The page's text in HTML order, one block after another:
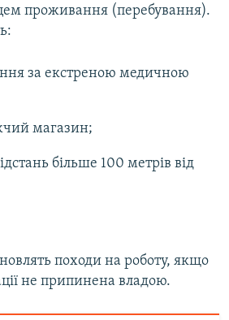
проживання (перебування).
за екстреною медичною
магазин;
більше 100 метрів від
походи на роботу, якщо
не припинена владою.